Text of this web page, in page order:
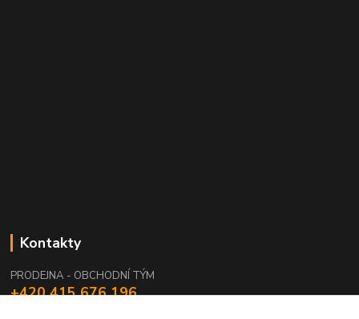
Kontakty
PRODEJNA - OBCHODNÍ TÝM
+420 415 676 196